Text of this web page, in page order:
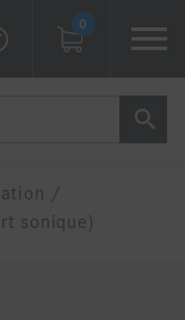
0
/
sonique)